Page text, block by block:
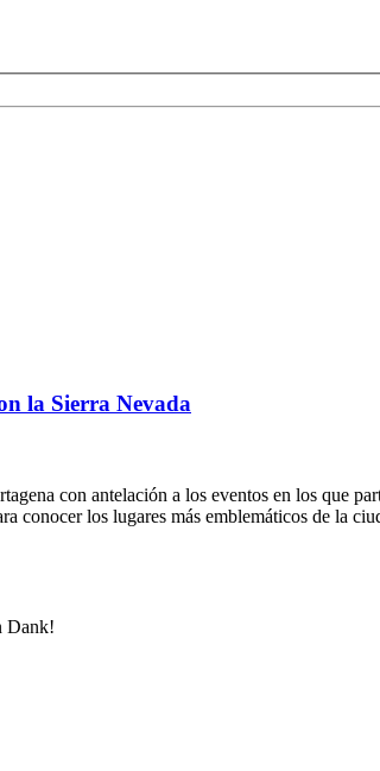
la Sierra Nevada
con antelación a los eventos en los que
conocer los lugares más emblemáticos de la
Dank!